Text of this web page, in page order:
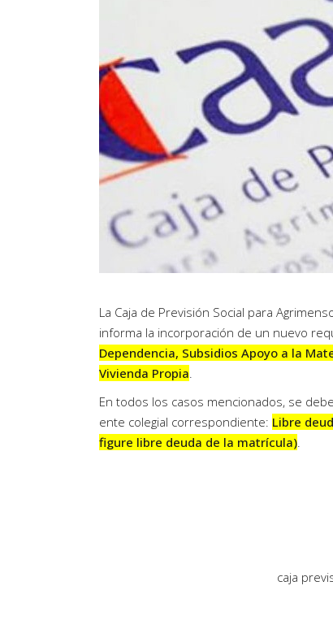
La Caja de Previsión Social para
informa la incorporación de un nuevo
Dependencia, Subsidios Apoyo a la
Vivienda Propia.
En todos los casos mencionados, se
ente colegial correspondiente: Libre
figure libre deuda de la matrícula).
caja